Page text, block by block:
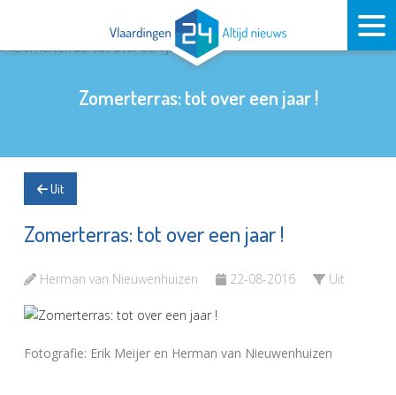
Zomerterras: tot over een jaar !
Uit
Zomerterras: tot over een jaar !
Herman van Nieuwenhuizen 22-08-2016 Uit
Fotografie: Erik Meijer en Herman van Nieuwenhuizen